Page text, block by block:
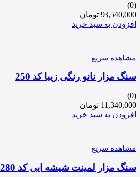
(0)
93,540,000 تومان
افزودن به سبد خرید
مشاهده سریع
سنگ مزار نانو رنگی زیبا کد 250
(0)
11,340,000 تومان
افزودن به سبد خرید
مشاهده سریع
سنگ مزار لمینت شیشه ایی کد 280